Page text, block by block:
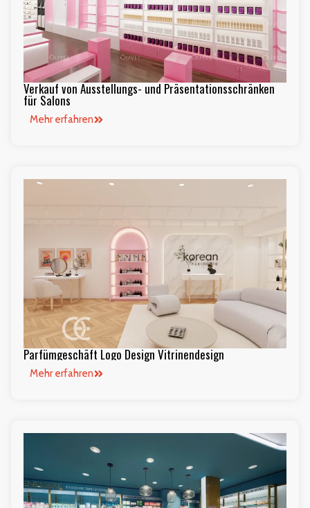
Verkauf von Ausstellungs- und Präsentationsschränken
für Salons
Mehr erfahren
Parfümgeschäft Logo Design Vitrinendesign
Mehr erfahren